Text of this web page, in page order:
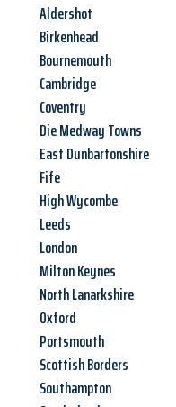
Aldershot
Birkenhead
Bournemouth
Cambridge
Coventry
Die Medway Towns
East Dunbartonshire
Fife
High Wycombe
Leeds
London
Milton Keynes
North Lanarkshire
Oxford
Portsmouth
Scottish Borders
Southampton